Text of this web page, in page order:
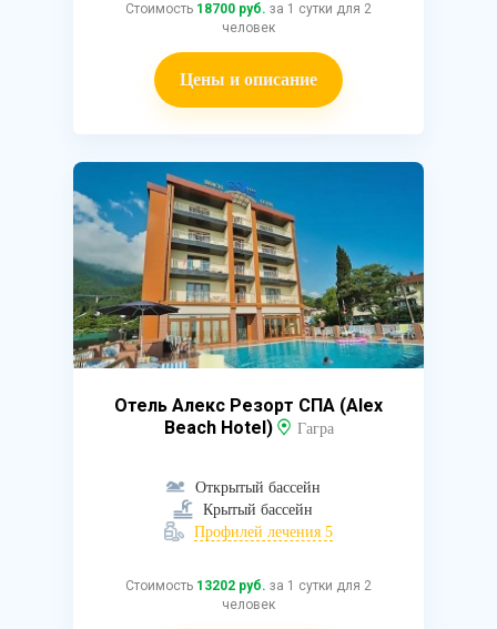
Стоимость 18700 руб. за 1 сутки для 2
человек
Цены и описание
Отель Алекс Резорт СПА (Alex
Beach Hotel)
Гагра
Открытый бассейн
Крытый бассейн
Профилей лечения 5
Стоимость 13202 руб. за 1 сутки для 2
человек